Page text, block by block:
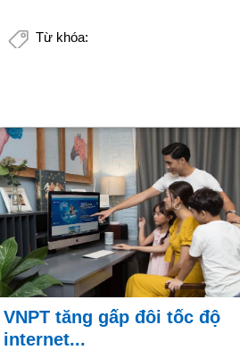
Từ khóa:
VNPT tăng gấp đôi tốc độ
internet...